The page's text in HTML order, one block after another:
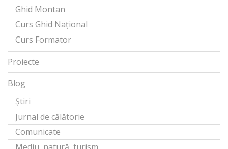
Ghid Montan
Curs Ghid Național
Curs Formator
Proiecte
Blog
Știri
Jurnal de călătorie
Comunicate